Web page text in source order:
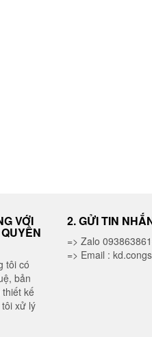
VỚI
tôi có
bản
kế
xử lý
2. GỬI TIN
=> Zalo
=> Email :